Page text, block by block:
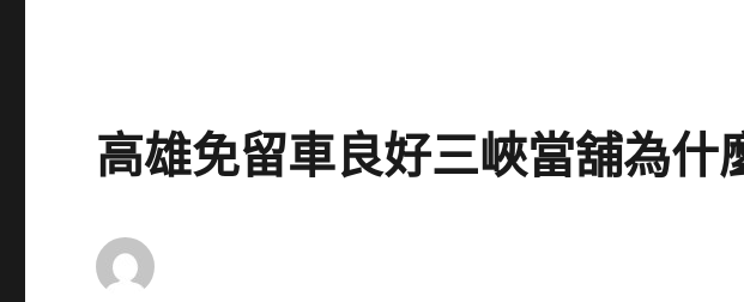
高雄免留車良好三峽當舖為什